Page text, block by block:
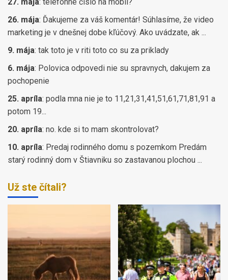
26. mája: Ďakujeme za váš komentár! Súhlasíme, že video
marketing je v dnešnej dobe kľúčový. Ako uvádzate, ak ...
9. mája: tak toto je v riti toto co su za priklady
6. mája: Polovica odpovedi nie su spravnych, dakujem za
pochopenie
25. apríla: podla mna nie je to 11,21,31,41,51,61,71,81,91 a
potom 19...
20. apríla: no. kde si to mam skontrolovat?
10. apríla: Predaj rodinného domu s pozemkom Predám
starý rodinný dom v Štiavniku so zastavanou plochou ...
Už ste čítali?